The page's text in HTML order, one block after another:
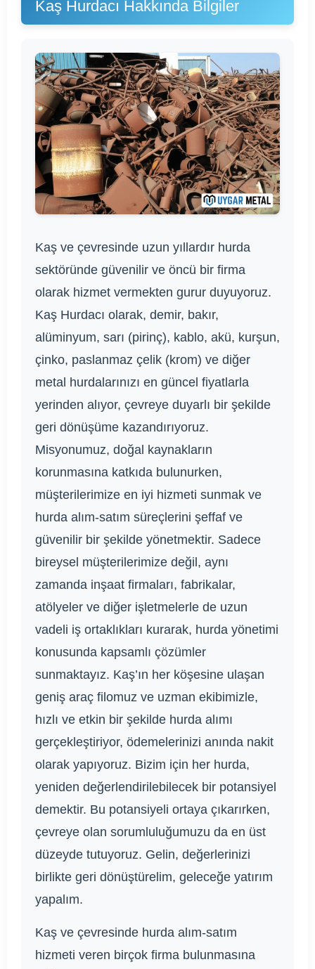
Kaş Hurdacı Hakkında Bilgiler
Kaş ve çevresinde uzun yıllardır hurda
sektöründe güvenilir ve öncü bir firma
olarak hizmet vermekten gurur duyuyoruz.
Kaş Hurdacı olarak, demir, bakır,
alüminyum, sarı (pirinç), kablo, akü, kurşun,
çinko, paslanmaz çelik (krom) ve diğer
metal hurdalarınızı en güncel fiyatlarla
yerinden alıyor, çevreye duyarlı bir şekilde
geri dönüşüme kazandırıyoruz.
Misyonumuz, doğal kaynakların
korunmasına katkıda bulunurken,
müşterilerimize en iyi hizmeti sunmak ve
hurda alım-satım süreçlerini şeffaf ve
güvenilir bir şekilde yönetmektir. Sadece
bireysel müşterilerimize değil, aynı
zamanda inşaat firmaları, fabrikalar,
atölyeler ve diğer işletmelerle de uzun
vadeli iş ortaklıkları kurarak, hurda yönetimi
konusunda kapsamlı çözümler
sunmaktayız. Kaş’ın her köşesine ulaşan
geniş araç filomuz ve uzman ekibimizle,
hızlı ve etkin bir şekilde hurda alımı
gerçekleştiriyor, ödemelerinizi anında nakit
olarak yapıyoruz. Bizim için her hurda,
yeniden değerlendirilebilecek bir potansiyel
demektir. Bu potansiyeli ortaya çıkarırken,
çevreye olan sorumluluğumuzu da en üst
düzeyde tutuyoruz. Gelin, değerlerinizi
birlikte geri dönüştürelim, geleceğe yatırım
yapalım.
Kaş ve çevresinde hurda alım-satım
hizmeti veren birçok firma bulunmasına